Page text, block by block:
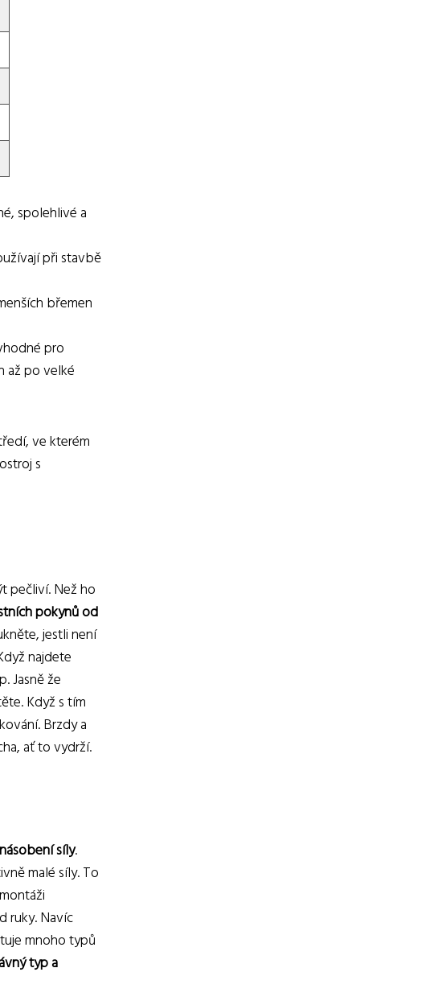
spolehlivé a
při stavbě
břemen
pro
až po velké
ve kterém
s
pečliví. Než ho
pokynů od
jestli není
najdete
Jasně že
Když s tím
Brzdy a
ať to vydrží.
síly.
malé síly. To
ruky. Navíc
mnoho typů
typ a